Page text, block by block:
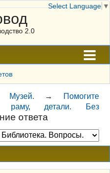
2.0
Музей. →
Помогите
раму, детали. Без
ответа
Select Language ▼